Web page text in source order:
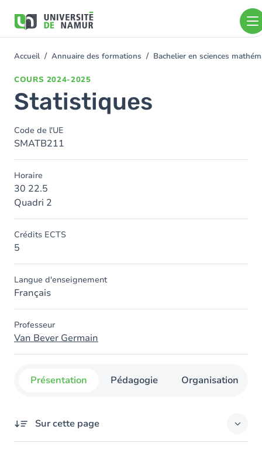
contenu
You
Accueil Annuaire des formations Bachelier en sciences
COURS 2024-2025
Statistiques
Code de l'UE
SMATB211
Horaire
30 22.5
Quadri 2
Crédits ECTS
5
Langue d'enseignement
Français
Professeur
Van Bever Germain
Présentation Pédagogie Organisation
Sur cette page